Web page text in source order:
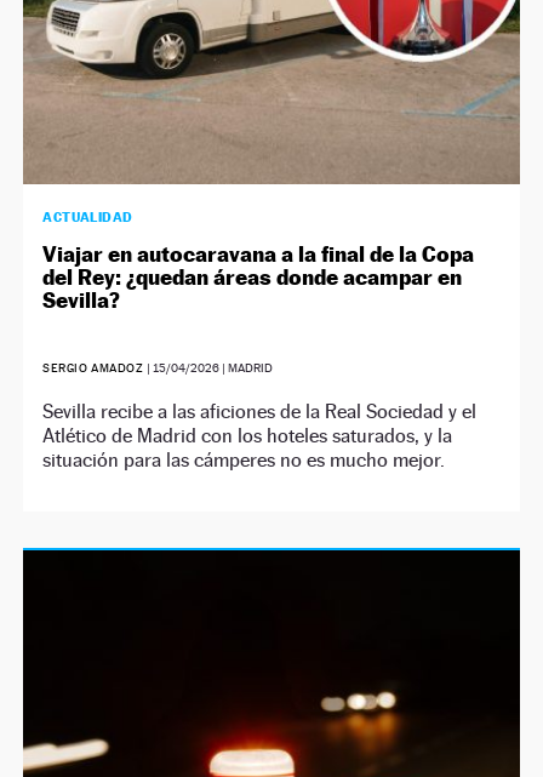
ACTUALIDAD
Viajar en autocaravana a la final de la Copa
del Rey: ¿quedan áreas donde acampar en
Sevilla?
SERGIO AMADOZ |15/04/2026 | MADRID
Sevilla recibe a las aficiones de la Real Sociedad y el
Atlético de Madrid con los hoteles saturados, y la
situación para las cámperes no es mucho mejor.